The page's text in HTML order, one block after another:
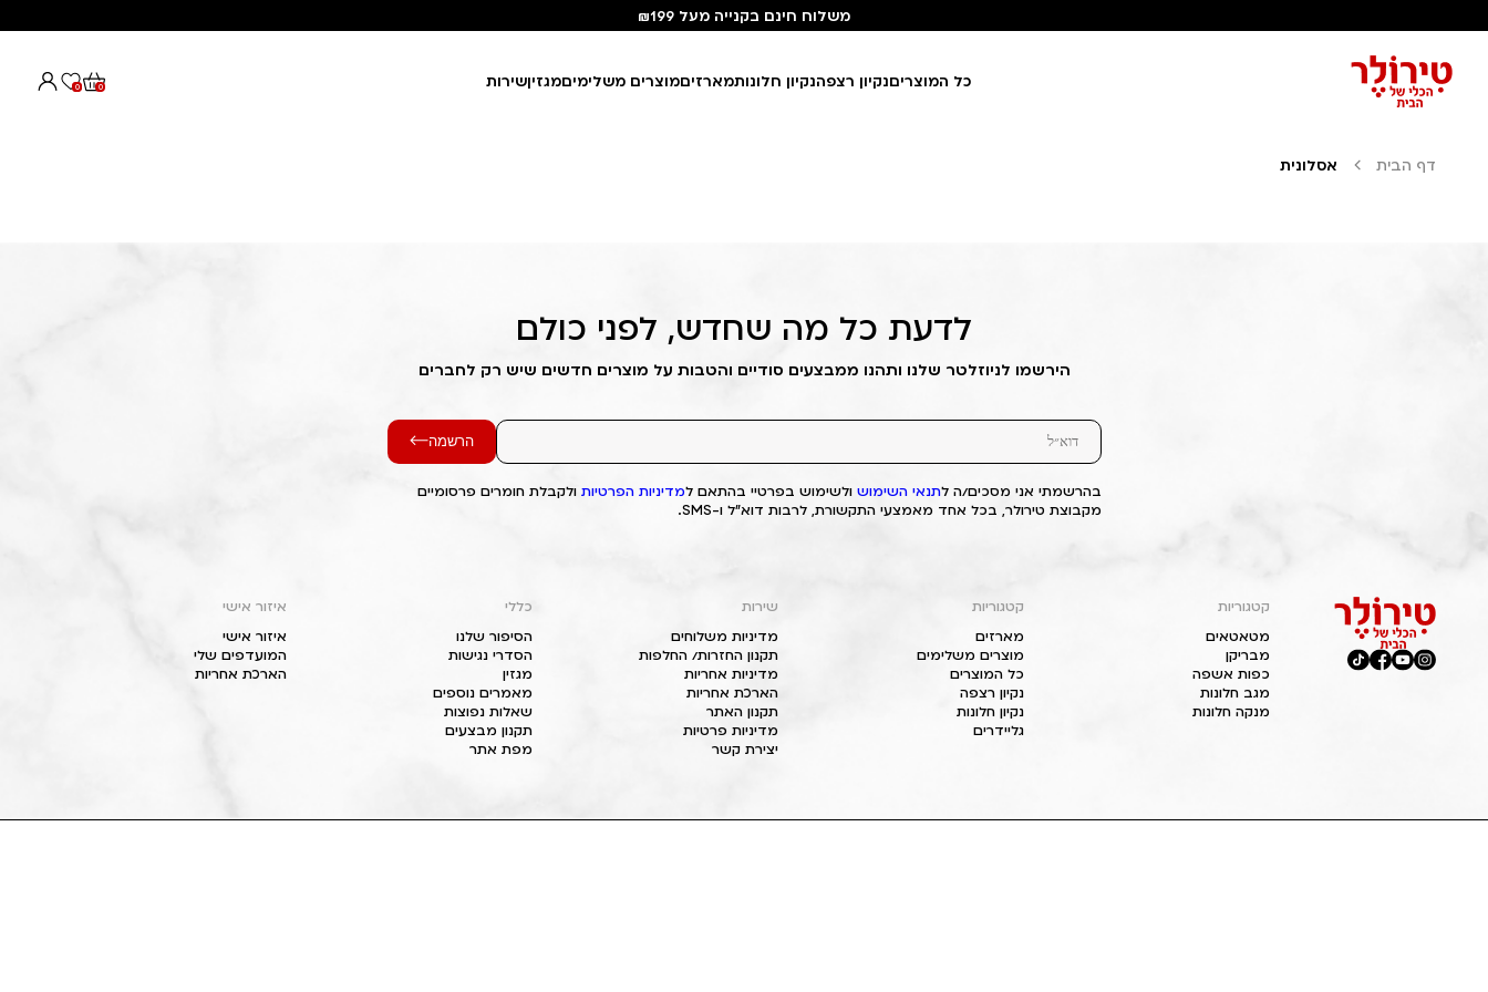
משלוח חינם בקנייה מעל ₪199
כל המוצריםנקיון רצפהנקיון חלונותמארזיםמוצרים משלימיםמגזיןשירות 0
0
דף הבית אסלונית
לדעת כל מה שחדש, לפני כולם
הירשמו לניוזלטר שלנו ותהנו ממבצעים סודיים והטבות על מוצרים חדשים שיש רק לחברים
הרשמה
בהרשמתי אני מסכים/ה לתנאי השימוש ולשימוש בפרטיי בהתאם למדיניות הפרטיות ולקבלת חומרים פרסומיים
מקבוצת טירולר, בכל אחד מאמצעי התקשורת, לרבות דוא"ל ו-SMS.
קטגוריות
מטאטאים
מבריקן
כפות אשפה
מגב חלונות
מנקה חלונות
קטגוריות
מארזים
מוצרים משלימים
כל המוצרים
נקיון רצפה
נקיון חלונות
גליידרים
שירות
מדיניות משלוחים
תקנון החזרות/ החלפות
מדיניות אחריות
הארכת אחריות
תקנון האתר
מדיניות פרטיות
יצירת קשר
כללי
הסיפור שלנו
הסדרי נגישות
מגזין
מאמרים נוספים
שאלות נפוצות
תקנון מבצעים
מפת אתר
איזור אישי
איזור אישי
המועדפים שלי
הארכת אחריות